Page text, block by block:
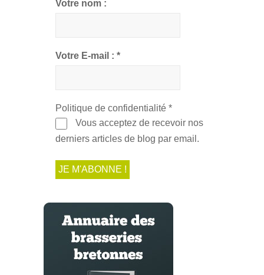
Votre nom :
Votre E-mail : *
Politique de confidentialité *
Vous acceptez de recevoir nos
derniers articles de blog par email.